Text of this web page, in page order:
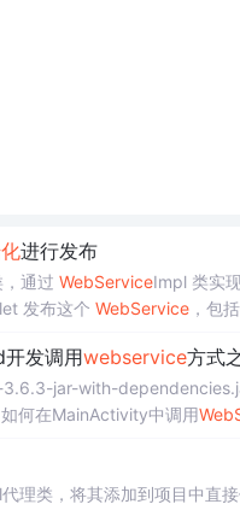
进行发布
通过 WebServiceImpl 类实
发布这个 WebService，包括
发调用webservice方式
jar-with-
何在MainActivity中调用
理类，将其添加到项目中直